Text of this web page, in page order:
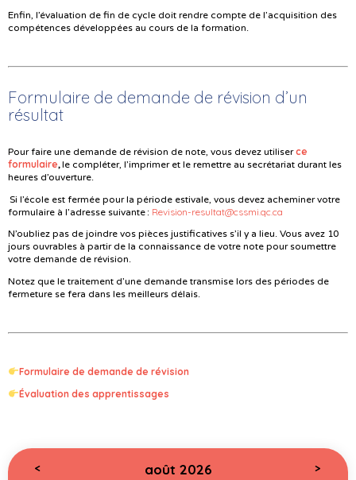
Enfin, l’évaluation de fin de cycle doit rendre compte de l’acquisition des
compétences développées au cours de la formation.
Formulaire de demande de révision d’un
résultat
Pour faire une demande de révision de note, vous devez utiliser ce
formulaire, le compléter, l’imprimer et le remettre au secrétariat durant les
heures d’ouverture.
Si l’école est fermée pour la période estivale, vous devez acheminer votre
formulaire à l’adresse suivante : Revision-resultat@cssmi.qc.ca
N’oubliez pas de joindre vos pièces justificatives s’il y a lieu. Vous avez 10
jours ouvrables à partir de la connaissance de votre note pour soumettre
votre demande de révision.
Notez que le traitement d’une demande transmise lors des périodes de
fermeture se fera dans les meilleurs délais.
Formulaire de demande de révision
Évaluation des apprentissages
< août 2026 >